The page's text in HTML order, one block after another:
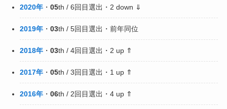
2020年・ 05th / 6回目選出・2 down ⇓
2019年・ 03th / 5回目選出・前年同位
2018年・ 03th / 4回目選出・2 up ⇑
2017年・ 05th / 3回目選出・1 up ⇑
2016年・ 06th / 2回目選出・4 up ⇑